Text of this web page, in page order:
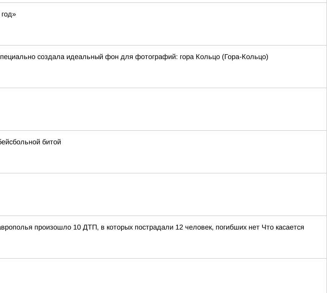
создала идеальный фон для фотографий: гора Кольцо (Гора-Кольцо)
битой
произошло 10 ДТП, в которых пострадали 12 человек, погибших нет Что касается